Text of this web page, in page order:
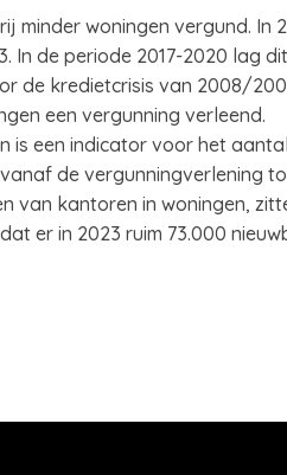
minder woningen vergund. In
In de periode 2017-2020 lag
de kredietcrisis van 2008/
een vergunning verleend.
is een indicator voor het
de vergunningverlening
van kantoren in woningen,
er in 2023 ruim 73.000